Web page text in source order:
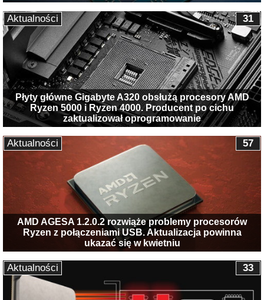
Płyty główne Gigabyte A320 obsłużą procesory AMD
Ryzen 5000 i Ryzen 4000. Producent po cichu
zaktualizował oprogramowanie
31
Aktualności
AMD AGESA 1.2.0.2 rozwiąże problemy procesorów
Ryzen z połączeniami USB. Aktualizacja powinna
ukazać się w kwietniu
57
Aktualności
33
Aktualności